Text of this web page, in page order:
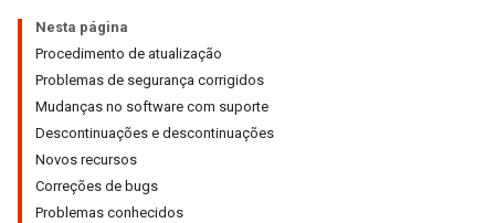
Nesta página
Procedimento de atualização
Problemas de segurança corrigidos
Mudanças no software com suporte
Descontinuações e descontinuações
Novos recursos
Correções de bugs
Problemas conhecidos